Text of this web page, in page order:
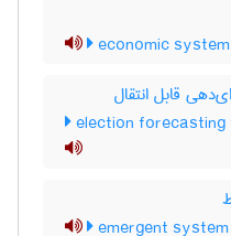
economic system
قابل انتقال
election
emergent system